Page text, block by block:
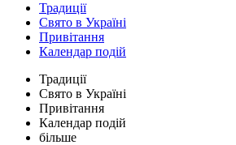
Традиції
Свято в Україні
Привітання
Календар подій
Традиції
Свято в Україні
Привітання
Календар подій
більше